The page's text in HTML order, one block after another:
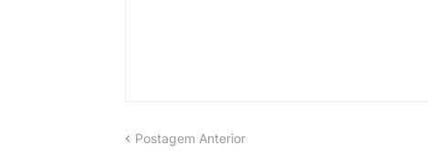
Postagem Anterior